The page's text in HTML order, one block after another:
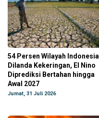
54 Persen Wilayah Indonesia
Dilanda Kekeringan, El Nino
Diprediksi Bertahan hingga
Awal 2027
Jumat, 31 Juli 2026